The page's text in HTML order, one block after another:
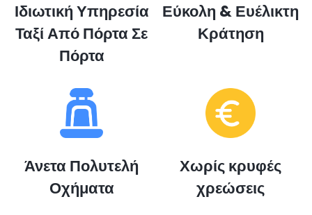
Ιδιωτική Υπηρεσία
Ταξί Από Πόρτα Σε
Πόρτα
Εύκολη & Ευέλικτη
Κράτηση
Άνετα Πολυτελή
Οχήματα
Χωρίς κρυφές
χρεώσεις